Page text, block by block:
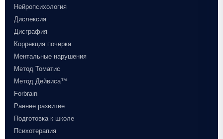
Нейропсихология
Дислексия
Дисграфия
Коррекция почерка
Ментальные нарушения
Метод Томатис
Метод Дейвиса™
Forbrain
Раннее развитие
Подготовка к школе
Психотерапия